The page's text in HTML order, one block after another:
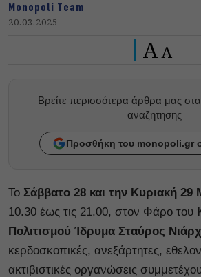
Monopoli Team
20.03.2025
A A
Βρείτε περισσότερα άρθρα μας
αναζητησης
Προσθήκη του monopoli.gr
Το Σάββατο 28 και την Κυριακή 29
10.30 έως τις 21.00, στον Φάρο του
Πολιτισμού Ίδρυμα Σταύρος
κερδοσκοπικές, ανεξάρτητες,
ακτιβιστικές οργανώσεις